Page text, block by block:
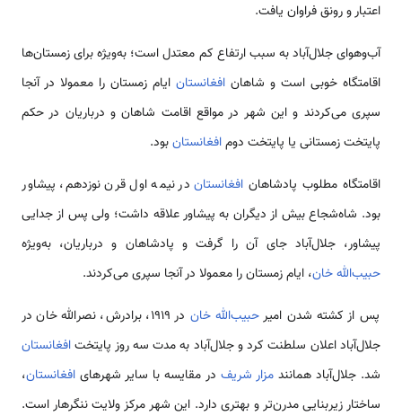
اعتبار و رونق فراوان یافت.
آب‌وهوای جلال‌آباد به سبب ارتفاع کم معتدل است؛ به‌ویژه برای زمستان‌ها
اقامتگاه خوبی است و شاهان افغانستان ایام زمستان را معمولا در آنجا
سپری می‌کردند و این شهر در مواقع اقامت شاهان و درباریان در حکم
پایتخت زمستانی یا پایتخت دومافغانستانبود.
اقامتگاه مطلوب پادشاهانافغانستان در نیمه اول قرن نوزدهم، پیشاور
بود. شاه‌شجاع بیش از دیگران به پیشاور علاقه داشت؛ ولی پس از جدایی
پیشاور، جلال‌آباد جای آن را گرفت و پادشاهان و درباریان، به‌ویژه
حبیب‌الله خان، ایام زمستان را معمولا در آنجا سپری می‌کردند.
پس از کشته شدن امیرحبیب‌الله خان
در ۱۹۱۹، برادرش، نصرالله خان در
جلال‌آباد اعلان سلطنت کرد و جلال‌آباد به مدت سه روز پایتختافغانستان
شد. جلال‌آباد همانندمزار شریف در مقایسه با سایر شهرهای افغانستان،
ساختار زیربنایی مدرن‌تر و بهتری دارد. این شهر مرکز ولایت ننگرهار است.